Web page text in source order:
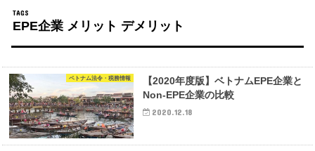
EPE企業 メリット デメリット
ベトナム法令・税務情報
【2020年度版】ベトナムEPE企業と
Non-EPE企業の比較
2020.12.18